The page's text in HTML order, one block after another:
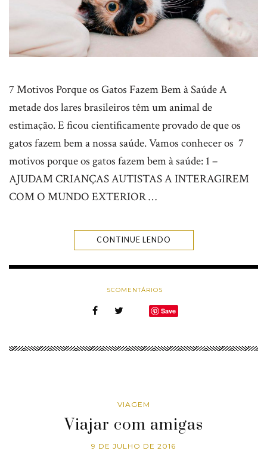
7 Motivos Porque os Gatos Fazem Bem à Saúde A
metade dos lares brasileiros têm um animal de
estimação. E ficou cientificamente provado de que os
gatos fazem bem a nossa saúde. Vamos conhecer os 7
motivos porque os gatos fazem bem à saúde: 1 –
AJUDAM CRIANÇAS AUTISTAS A INTERAGIREM
COM O MUNDO EXTERIOR …
CONTINUE LENDO
5COMENTÁRIOS
Save
VIAGEM
Viajar com amigas
9 DE JULHO DE 2016